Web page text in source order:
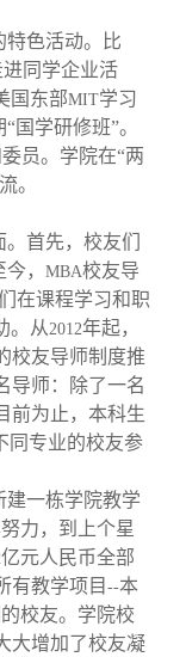
特色活动。比
进同学企业活
国东部MIT学习
国学研修班”。
员。学院在“两
。
首先，校友们
， MBA校友导
在课程学习和职
。从2012年起，
校友导师制度推
导师：除了一名
前为止，本科生
同专业的校友参
建一栋学院教学
力，到上个星
亿元人民币全部
有教学项目 --本
校友。学院校
大增加了校友凝